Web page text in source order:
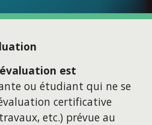
est
ou étudiant qui ne se
certificative
etc.) prévue au